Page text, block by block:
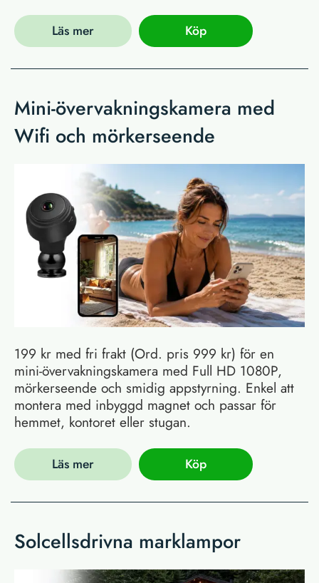
Läs mer Köp
Mini-övervakningskamera med
Wifi och mörkerseende
199 kr med fri frakt (Ord. pris 999 kr) för en
mini-övervakningskamera med Full HD 1080P,
mörkerseende och smidig appstyrning. Enkel att
montera med inbyggd magnet och passar för
hemmet, kontoret eller stugan.
Läs mer Köp
Solcellsdrivna marklampor